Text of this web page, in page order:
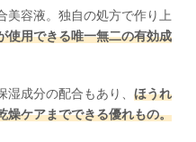
ロキシケイ酸、水添ポリブテン、
、油溶性アルニカエキス、油溶性
ーヤルゼリーエキス、タイムエキ
ト、ラウロイルグルタミン酸ジ
ル、BG、水、無水ケイ酸、酸化
美容液。独自の処方で作り上
使用できる唯一無二の有効成
成分の配合もあり、 ほうれ
燥ケアまでできる優れもの。